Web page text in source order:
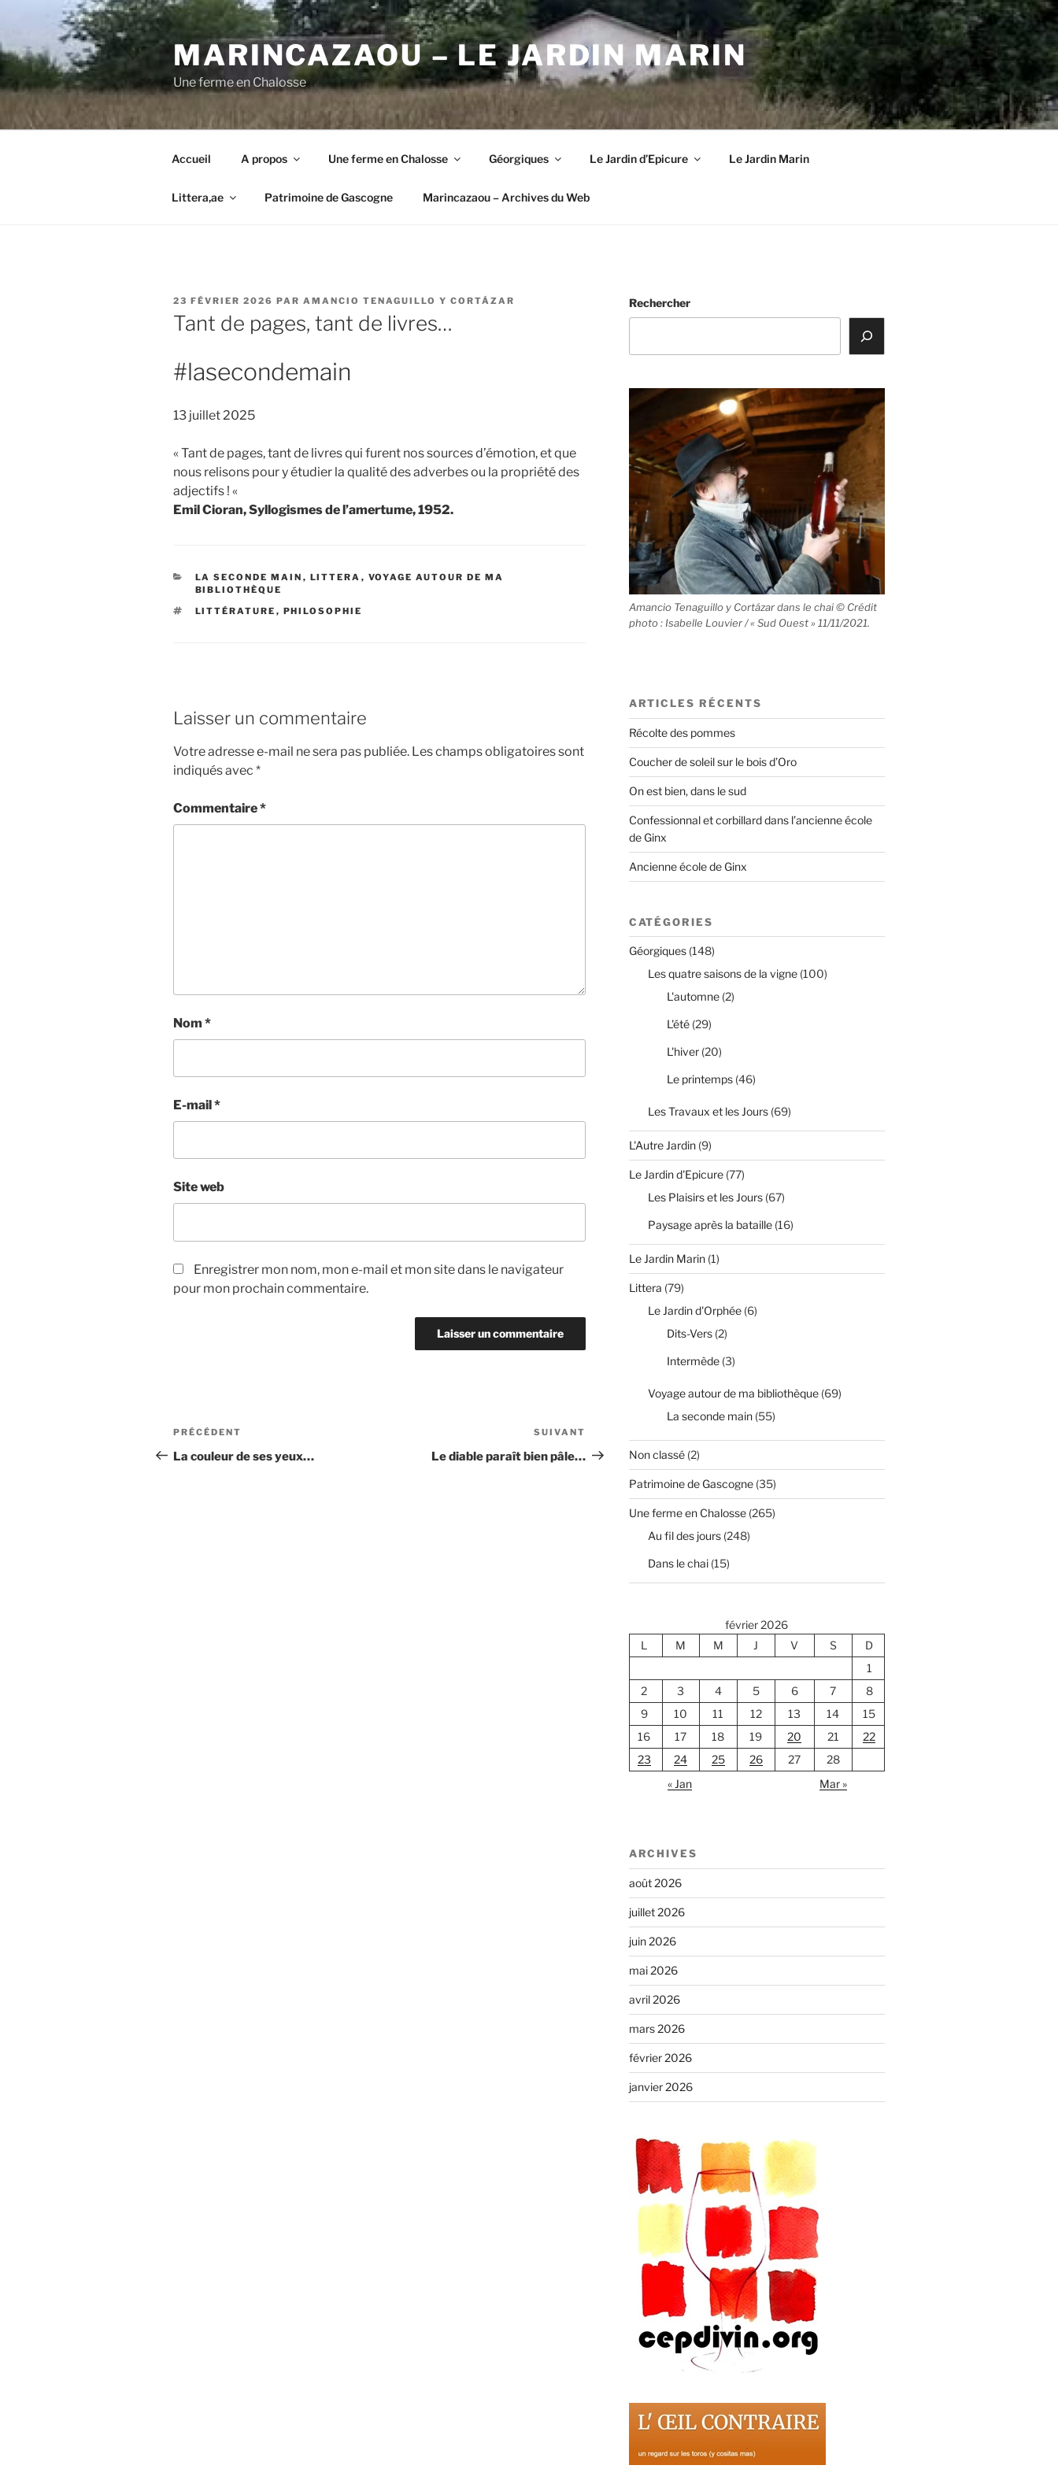
contenu
principal
MARINCAZAOU – LE JARDIN MARIN
Une ferme en Chalosse
Accueil A propos Une ferme en Chalosse Géorgiques Le Jardin d’Epicure Le Jardin Marin
Littera,ae Patrimoine de Gascogne Marincazaou – Archives du Web
PUBLIÉ
LE
23 FÉVRIER 2026 PAR AMANCIO TENAGUILLO Y CORTÁZAR
Tant de pages, tant de livres…
#lasecondemain
13 juillet 2025
« Tant de pages, tant de livres qui furent nos sources d’émotion, et que
nous relisons pour y étudier la qualité des adverbes ou la propriété des
adjectifs ! «
Emil Cioran, Syllogismes de l’amertume, 1952.
CATÉGORIES
LA SECONDE MAIN , LITTERA , VOYAGE AUTOUR DE MA
BIBLIOTHÈQUE
ÉTIQUETTES
LITTÉRATURE , PHILOSOPHIE
Laisser un commentaire
Votre adresse e-mail ne sera pas publiée. Les champs obligatoires sont
indiqués avec *
Commentaire*
Nom *
E-mail*
Site web
Enregistrer mon nom, mon e-mail et mon site dans le navigateur
pour mon prochain commentaire.
Navigation
de
Article
précédent
PRÉCÉDENT
La couleur de ses yeux…
suivant
SUIVANT
Le diable paraît bien pâle…
Rechercher
Amancio Tenaguillo y Cortázar dans le chai © Crédit
photo : Isabelle Louvier / « Sud Ouest » 11/11/2021.
ARTICLES RÉCENTS
Récolte des pommes
Coucher de soleil sur le bois d’Oro
On est bien, dans le sud
Confessionnal et corbillard dans l’ancienne école
de Ginx
Ancienne école de Ginx
CATÉGORIES
Géorgiques(148)
Les quatre saisons de la vigne(100)
L'automne(2)
L'été(29)
L'hiver(20)
Le printemps(46)
Les Travaux et les Jours(69)
L'Autre Jardin(9)
Le Jardin d'Epicure(77)
Les Plaisirs et les Jours(67)
Paysage après la bataille(16)
Le Jardin Marin(1)
Littera (79)
Le Jardin d'Orphée(6)
Dits-Vers(2)
Intermède(3)
Voyage autour de ma bibliothèque(69)
La seconde main(55)
Non classé(2)
Patrimoine de Gascogne(35)
Une ferme en Chalosse(265)
Au fil des jours(248)
Dans le chai(15)
février 2026
L
M M J V S
D
1
2
3 4 5 6 7
8
9
10 11 12 13 14
15
16
17 18 19 20 21
22
23
24 25 26 27
28
« Jan
Mar »
ARCHIVES
août 2026
juillet 2026
juin 2026
mai 2026
avril 2026
mars 2026
février 2026
janvier 2026